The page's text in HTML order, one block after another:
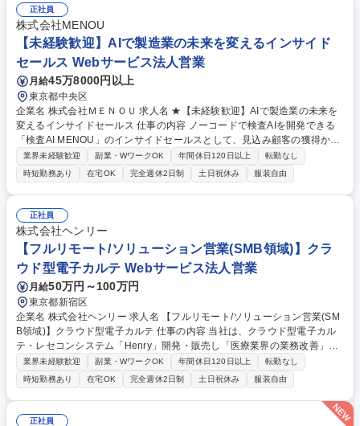
正社員
株式会社MENOU
【未経験歓迎】AIで製造業の未来を変えるインサイド
セールス Webサービス法人営業
月給45万8000円以上
東京都中央区
企業名 株式会社ＭＥＮＯＵ 求人名 ★【未経験歓迎】AIで製造業の未来を
変えるインサイドセールス 仕事の内容 ノーコードで検査AIを開発できる
「検査AI MENOU」のインサイドセールスとして、見込み顧客の獲得から
商談機会の創出までを担っていただきます。マーケティングとフィールド
セールスをつなぐ役割として、 適切なタイミングで顧客とコミュニケーシ
ョンを取りながら、受注につながる商談機会の最大化を目指します。 【具
体的な仕事内容】 リードへの電話・メールによるアプローチ/リードナー
チャリングおよび商談創出/CRMを活用した顧客情報の管理・分析/マーケ
ティング施策と連携したフォローアップ/商談化率向上に向けた改善提案・
実行/フィールドセールスへの案件連携 募集職種 ★【未経験歓迎】AIで製
造業の未来を変えるインサイドセールス
業界未経験歓迎 副業・WワークOK 年間休日120日以上
転勤なし
時短勤務あり
在宅OK 完全週休2日制 土日祝休み 服装自由
正社員
株式会社ヘンリー
【フルリモート/ソリューション営業(SMB領域)】クラ
ウド型電子カルテ Webサービス法人営業
月給50万円～100万円
東京都新宿区
企業名 株式会社ヘンリー 求人名 【フルリモート/ソリューション営業(SM
B領域)】クラウド型電子カルテ 仕事の内容 当社は、クラウド型電子カル
テ・レセコンシステム「Henry」開発・販売し「医療業界の業務改善」に
取り組んでいます。そんな当社にて、中小病院向けの新規開拓営業をご担
当いただきます。 インバウンドリードを中心に、病院の経営課題を特定
し、IT導入による業務改善や経営ビジョンの実現に向けたソリューション
提案を行います。 【具体的には】 ■リード・問合せへの対応 ■経営層への
課題解決型提案 ■学内合意形成の推進 ■製品開発へのフィードバック 契約
業界未経験歓迎 副業・WワークOK 年間休日120日以上
転勤なし
時短勤務あり
在宅OK 完全週休2日制 土日祝休み 服装自由
正社員